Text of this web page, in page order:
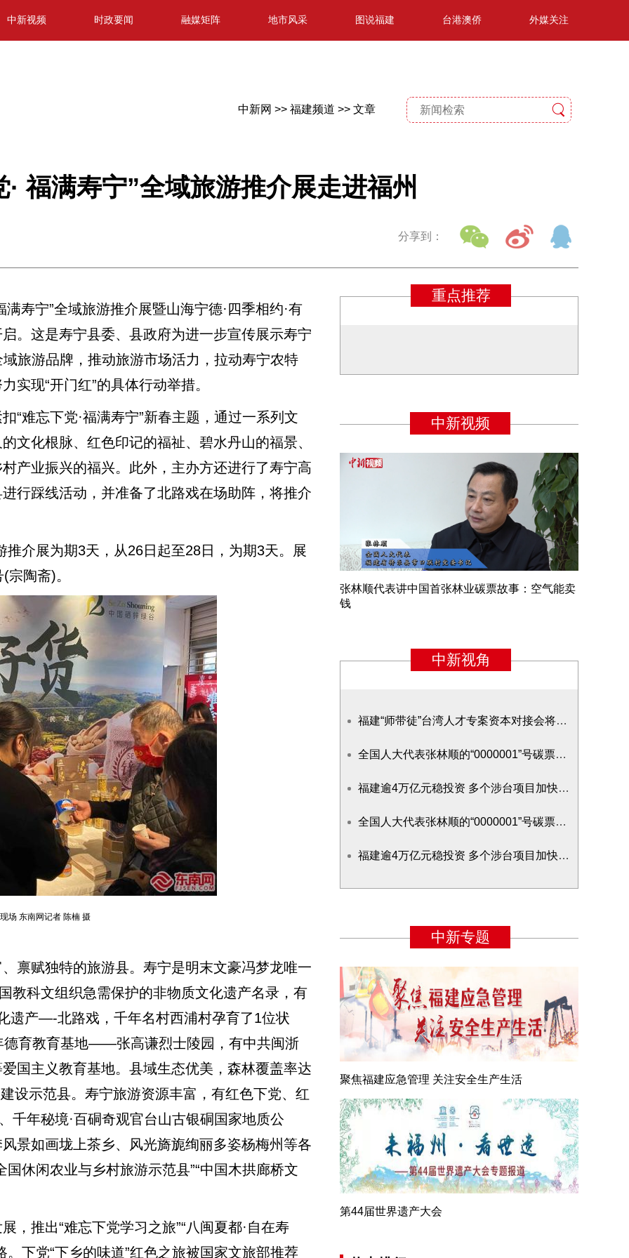
中新视频 时政要闻 融媒矩阵 地市风采 图说福建 台港澳侨 外媒关注
中新网 >> 福建频道 >> 文章
· 福满寿宁”全域旅游推介展走进福州
分享到：
宁”全域旅游推介展暨山海宁德·四季相约·有
。这是寿宁县委、县政府为进一步宣传展示寿宁
旅游品牌，推动旅游市场活力，拉动寿宁农特
实现“开门红”的具体行动举措。
忘下党·福满寿宁”新春主题，通过一系列文
文化根脉、红色印记的福祉、碧水丹山的福景、
产业振兴的福兴。此外，主办方还进行了寿宁高
行踩线活动，并准备了北路戏在场助阵，将推介
介展为期3天，从26日起至28日，为期3天。展
陶斋)。
场 东南网记者 陈楠 摄
赋独特的旅游县。寿宁是明末文豪冯梦龙唯一
教科文组织急需保护的非物质文化遗产名录，有
遗产—-北路戏，千年名村西浦村孕育了1位状
德育教育基地——张高谦烈士陵园，有中共闽浙
国主义教育基地。县域生态优美，森林覆盖率达
设示范县。寿宁旅游资源丰富，有红色下党、红
千年秘境·百硐奇观官台山古银硐国家地质公
景如画垅上茶乡、风光旖旎绚丽多姿杨梅州等各
休闲农业与乡村旅游示范县”“中国木拱廊桥文
推出“难忘下党学习之旅”“八闽夏都·自在寿
下党“下乡的味道”红色之旅被国家文旅部推荐
张林顺代表讲中国首张林业碳票故事：空气能卖
钱
福建“师带徒”台湾人才专案资本对接会将启动
全国人大代表张林顺的“0000001”号碳票故事：空气能卖钱
福建逾4万亿元稳投资 多个涉台项目加快推进
全国人大代表张林顺的“0000001”号碳票故事
福建逾4万亿元稳投资 多个涉台项目加快推进
聚焦福建应急管理 关注安全生产生活
第44届世界遗产大会